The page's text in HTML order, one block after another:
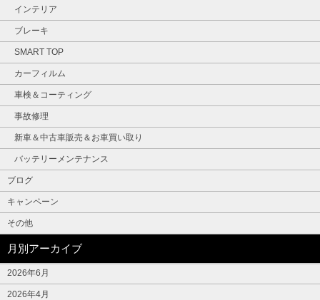
インテリア
ブレーキ
SMART TOP
カーフィルム
車検＆コーティング
事故修理
新車＆中古車販売＆お車買い取り
バッテリーメンテナンス
ブログ
キャンペーン
その他
月別アーカイブ
2026年6月
2026年4月